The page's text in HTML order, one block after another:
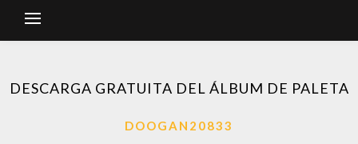
DESCARGA GRATUITA DEL ÁLBUM DE PALETA
DOOGAN20833